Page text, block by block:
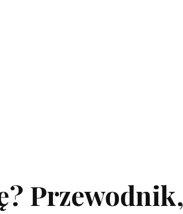
Przewodnik,